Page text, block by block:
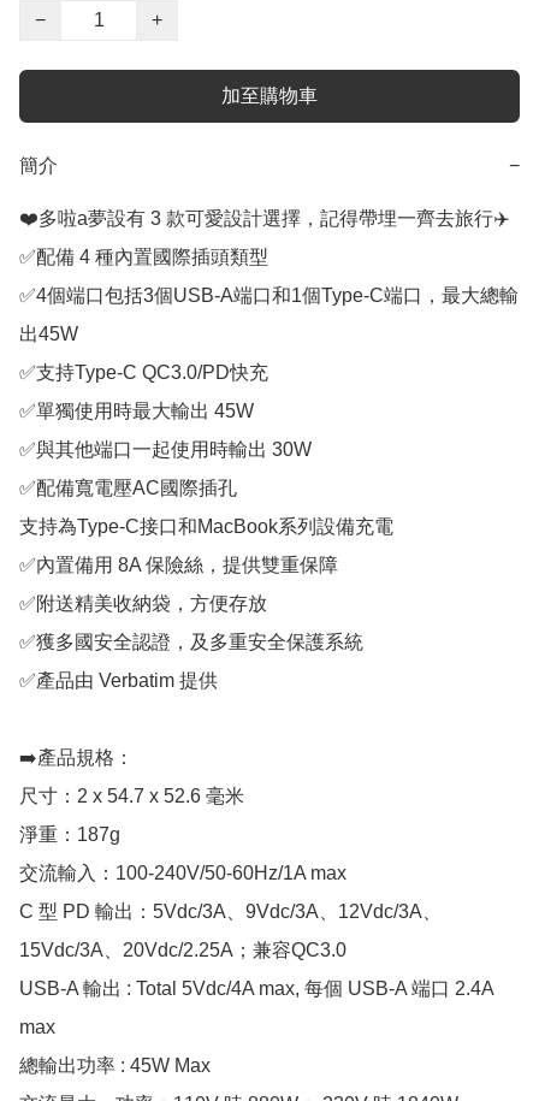
−
+
加至購物車
簡介 −
❤️多啦a夢設有 3 款可愛設計選擇，記得帶埋一齊去旅行✈️
✅配備 4 種內置國際插頭類型
✅4個端口包括3個USB-A端口和1個Type-C端口，最大總輸
出45W
✅支持Type-C QC3.0/PD快充
✅單獨使用時最大輸出 45W
✅與其他端口一起使用時輸出 30W
✅配備寬電壓AC國際插孔
支持為Type-C接口和MacBook系列設備充電
✅內置備用 8A 保險絲，提供雙重保障
✅附送精美收納袋，方便存放
✅獲多國安全認證，及多重安全保護系統
✅產品由 Verbatim 提供
➡️產品規格：
尺寸：2 x 54.7 x 52.6 毫米
淨重：187g
交流輸入：100-240V/50-60Hz/1A max
C 型 PD 輸出：5Vdc/3A、9Vdc/3A、12Vdc/3A、
15Vdc/3A、20Vdc/2.25A；兼容QC3.0
USB-A 輸出 : Total 5Vdc/4A max, 每個 USB-A 端口 2.4A
max
總輸出功率 : 45W Max